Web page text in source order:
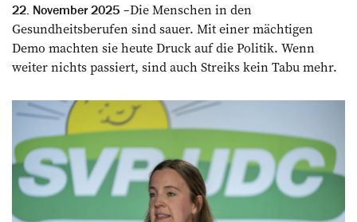
22. November 2025
Die Menschen in den
Gesundheitsberufen sind sauer. Mit einer mächtigen
Demo machten sie heute Druck auf die Politik. Wenn
weiter nichts passiert, sind auch Streiks kein Tabu mehr.